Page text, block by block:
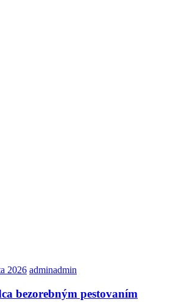
2026 adminadmin
bezorebným pestovaním